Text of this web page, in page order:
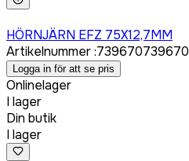
HÖRNJÄRN EFZ 75X12,7MM
Artikelnummer:739670739670
Logga in för att se pris
Onlinelager
I lager
Din butik
I lager